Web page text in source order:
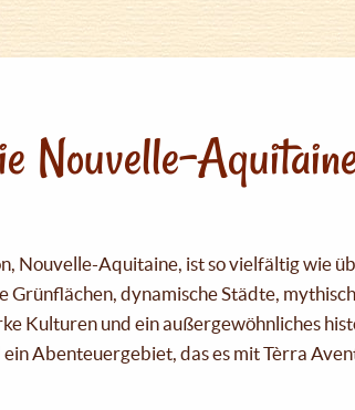
Nouvelle-
Nouvelle-Aquitaine, ist so vielfältig wie
Grünflächen, dynamische Städte,
Kulturen und ein außergewöhnliches
ein Abenteuergebiet, das es mit Tèrra